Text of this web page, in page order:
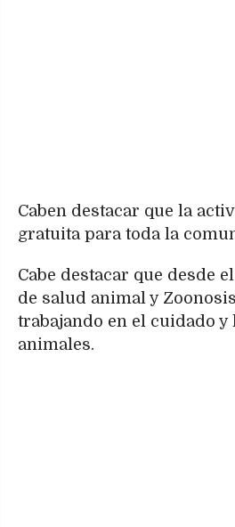
Caben destacar que la
gratuita para toda la
Cabe destacar que desde
de salud animal y
trabajando en el cuidado y
animales.